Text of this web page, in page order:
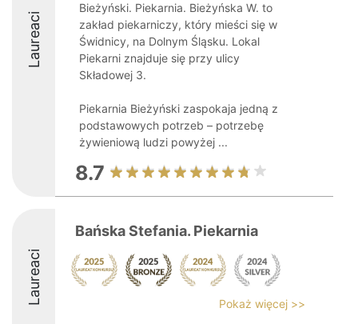
Laureaci
Bieżyński. Piekarnia. Bieżyńska W. to
zakład piekarniczy, który mieści się w
Świdnicy, na Dolnym Śląsku. Lokal
Piekarni znajduje się przy ulicy
Składowej 3.
Piekarnia Bieżyński zaspokaja jedną z
podstawowych potrzeb – potrzebę
żywieniową ludzi powyżej ...
8.7
Laureaci
Bańska Stefania. Piekarnia
Pokaż więcej >>